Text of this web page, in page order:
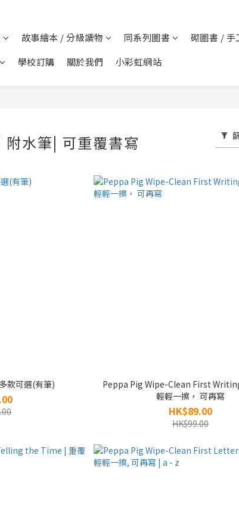
故事繪本 / 分級讀物 同系列圖書
砌圖書 / 手
學校訂購 關於我們 小彩虹網站
附水筆| 可重覆書寫
款可選(有筆)
Peppa Pig Wipe-Clean First
輕輕一擦， 可再寫
HK$89.00
HK$99.00